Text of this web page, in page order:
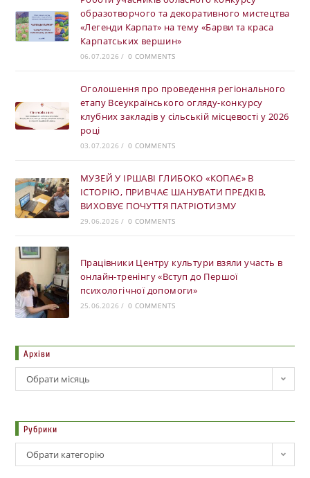
образотворчого та декоративного мистецтва
«Легенди Карпат» на тему «Барви та краса
Карпатських вершин»
06.07.2026 / 0 COMMENTS
Оголошення про проведення регіонального
етапу Всеукраїнського огляду-конкурсу
клубних закладів у сільській місцевості у 2026
році
03.07.2026 / 0 COMMENTS
МУЗЕЙ У ІРШАВІ ГЛИБОКО «КОПАЄ» В
ІСТОРІЮ, ПРИВЧАЄ ШАНУВАТИ ПРЕДКІВ,
ВИХОВУЄ ПОЧУТТЯ ПАТРІОТИЗМУ
29.06.2026 / 0 COMMENTS
Працівники Центру культури взяли участь в
онлайн-тренінгу «Вступ до Першої
психологічної допомоги»
25.06.2026 / 0 COMMENTS
Архіви
Обрати місяць
Рубрики
Обрати категорію